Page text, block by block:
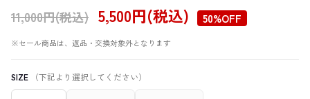
11,000円(税込) 5,500円(税込) 50%OFF
※セール商品は、返品・交換対象外となります
SIZE （下記より選択してください）